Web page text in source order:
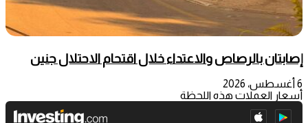
إصابتان بالرصاص والاعتداء خلال اقتحام الاحتلال جنين
6 أغسطس، 2026
أسعار العملات هذه اللحظة